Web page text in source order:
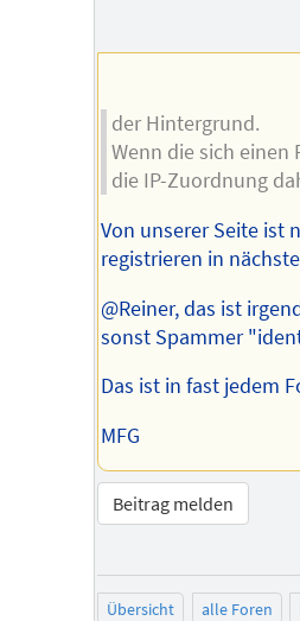
der Hintergrund.
Wenn die sich
die IP-Zuordnung
Von unserer Seite ist
registrieren in
@Reiner, das ist
sonst Spammer
Das ist in fast jedem
MFG
Beitrag melden
Übersicht alle Foren